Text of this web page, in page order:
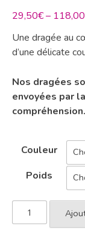
29,50€– 118,00
Une dragée au
d’une délicate
Nos dragées
envoyées par
compréhension.
Couleur
Poids